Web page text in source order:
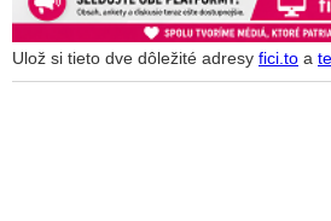
Ulož si tieto dve dôležité adresy fici.to a